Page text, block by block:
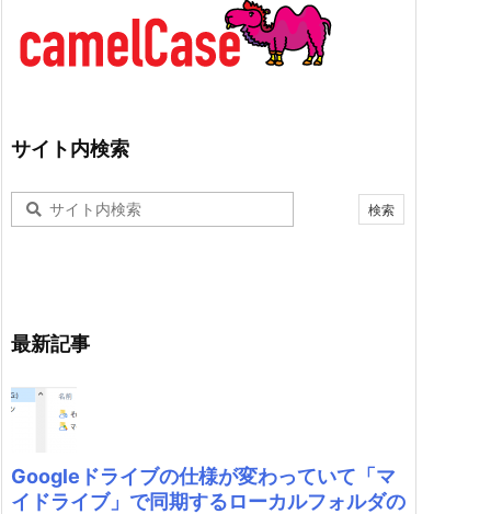
サイト内検索
最新記事
Googleドライブの仕様が変わっていて「マ
イドライブ」で同期するローカルフォルダの